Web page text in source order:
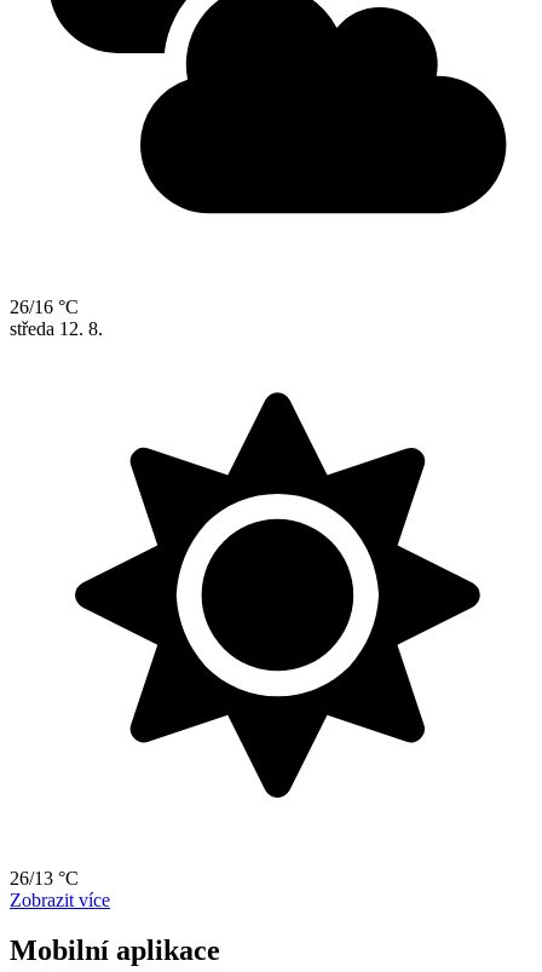
26/16 °C
středa 12. 8.
26/13 °C
Zobrazit více
Mobilní aplikace